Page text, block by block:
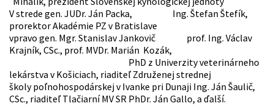
V strede gen. JUDr. Ján Packa, Ing. Štefan Štefík,
prorektor Akadémie PZ v Bratislave
vpravo gen. Mgr. Stanislav Jankovič prof. Ing. Václav
Krajník, CSc., prof. MVDr. Marián Kozák,
PhD z Univerzity veterinárneho
lekárstva v Košiciach, riaditeľ Združenej strednej
školy poľnohospodárskej v Ivanke pri Dunaji Ing. Ján Šaulič,
CSc., riaditeľ Tlačiarní MV SR PhDr. Ján Gallo, a ďalší.